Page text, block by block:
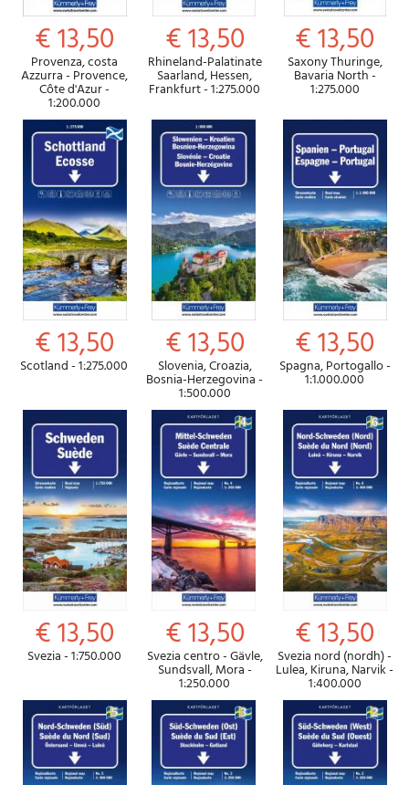
€ 13,50
Provenza, costa
Azzurra - Provence,
Côte d'Azur -
1:200.000
€ 13,50
Rhineland-Palatinate
Saarland, Hessen,
Frankfurt - 1:275.000
€ 13,50
Saxony Thuringe,
Bavaria North -
1:275.000
€ 13,50
Scotland - 1:275.000
€ 13,50
Slovenia, Croazia,
Bosnia-Herzegovina -
1:500.000
€ 13,50
Spagna, Portogallo -
1:1.000.000
€ 13,50
Svezia - 1:750.000
€ 13,50
Svezia centro - Gävle,
Sundsvall, Mora -
1:250.000
€ 13,50
Svezia nord (nordh) -
Lulea, Kiruna, Narvik -
1:400.000